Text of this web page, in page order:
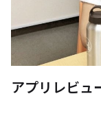
アプリレビュ